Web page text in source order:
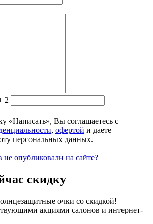
2
«Написать», Вы соглашаетесь с
, офертой и даете
персональных данных.
опубликовали на сайте?
скидку
очки со скидкой!
акциями салонов и интернет-